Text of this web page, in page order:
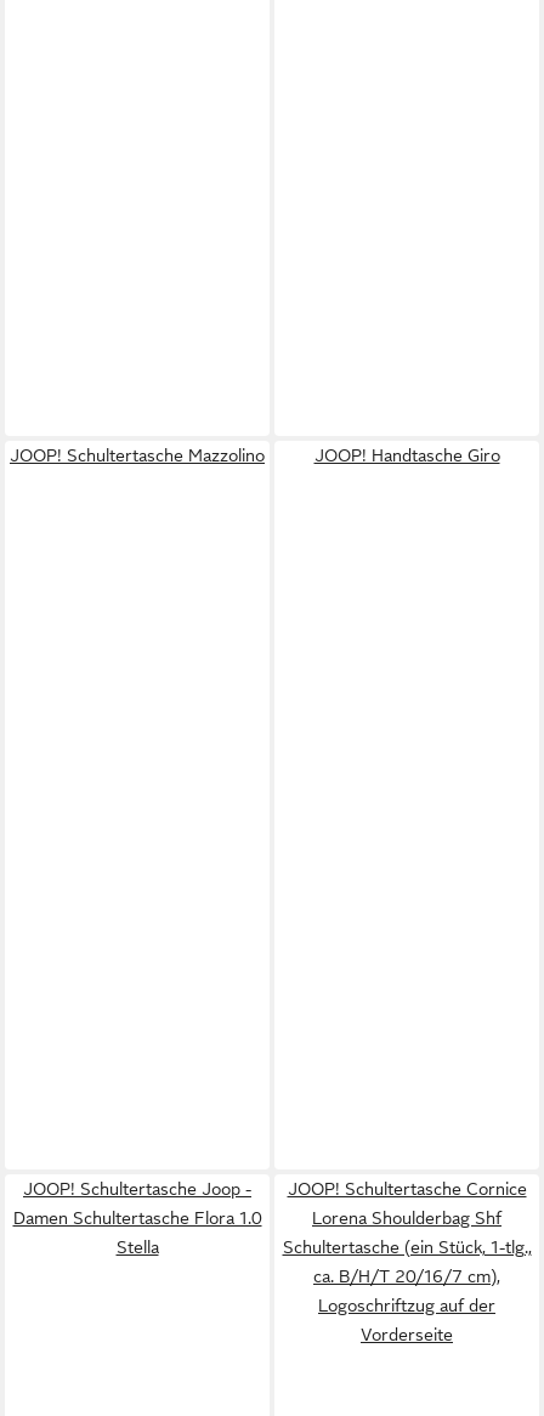
JOOP! Schultertasche Mazzolino JOOP! Handtasche Giro
JOOP! Schultertasche Joop -
Damen Schultertasche Flora 1.0
Stella
JOOP! Schultertasche Cornice
Lorena Shoulderbag Shf
Schultertasche (ein Stück, 1-tlg.,
ca. B/H/T 20/16/7 cm),
Logoschriftzug auf der
Vorderseite